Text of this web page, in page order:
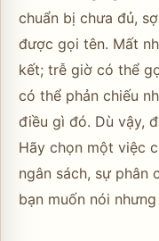
chuẩn bị chưa đủ,
được gọi tên. Mất
kết; trễ giờ có thể
có thể phản chiếu
điều gì đó. Dù vậy,
Hãy chọn một việc
ngân sách, sự phân
bạn muốn nói